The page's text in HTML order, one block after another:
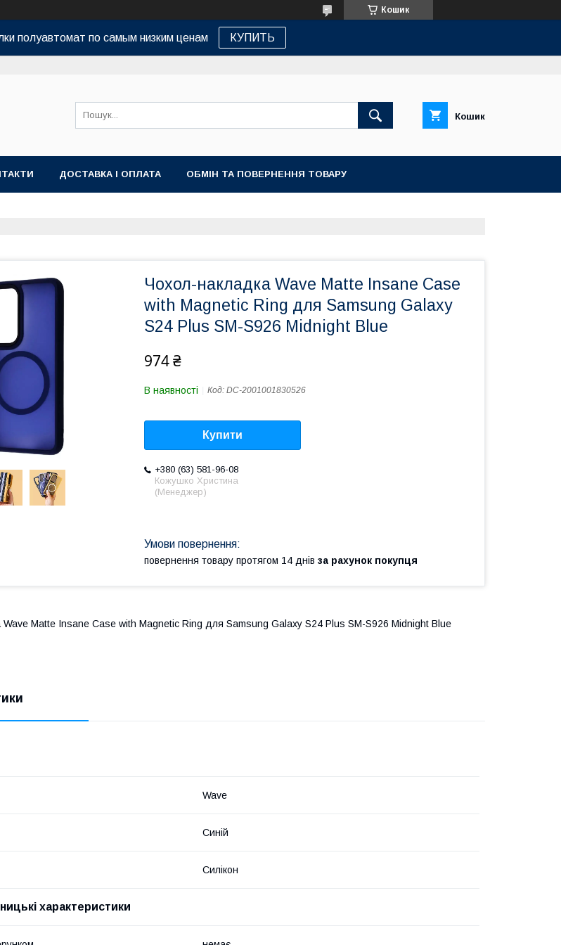
Кошик
полуавтомат по самым низким ценам КУПИТЬ
Кошик
ДОСТАВКА І ОПЛАТА ОБМІН ТА ПОВЕРНЕННЯ ТОВАРУ
Чохол-накладка Wave Matte Insane Case
with Magnetic Ring для Samsung Galaxy
S24 Plus SM-S926 Midnight Blue
974 ₴
В наявності Код: DC-2001001830526
Купити
+380 (63) 581-96-08
Кожушко Христина
(Менеджер)
повернення товару протягом 14 днів за рахунок покупця
Wave Matte Insane Case with Magnetic Ring для Samsung Galaxy S24 Plus SM-S926 Midnight Blue
Wave
Синій
Силікон
характеристики